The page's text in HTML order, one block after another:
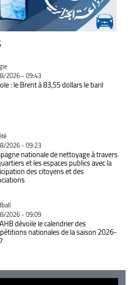
2026 - 09:43
: le Brent à 83,55 dollars le baril
2026 - 09:23
nationale de nettoyage à travers
et les espaces publics avec la
des citoyens et des
2026 - 09:09
dévoile le calendrier des
nationales de la saison 2026-